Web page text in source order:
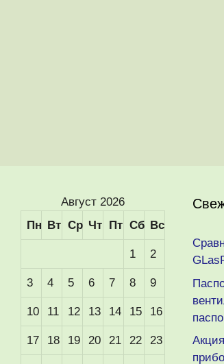
Август 2026
Пн Вт Ср Чт Пт Сб Вс
1 2
3 4 5 6 7 8 9
10 11 12 13 14 15 16
17 18 19 20 21 22 23